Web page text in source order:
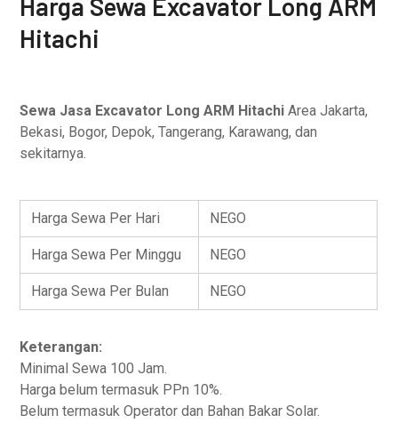
Harga Sewa Excavator Long ARM
Hitachi
Sewa Jasa Excavator Long ARM Hitachi Area Jakarta,
Bekasi, Bogor, Depok, Tangerang, Karawang, dan
sekitarnya.
Harga Sewa Per Hari NEGO
Harga Sewa Per Minggu NEGO
Harga Sewa Per Bulan NEGO
Keterangan:
Minimal Sewa 100 Jam.
Harga belum termasuk PPn 10%.
Belum termasuk Operator dan Bahan Bakar Solar.